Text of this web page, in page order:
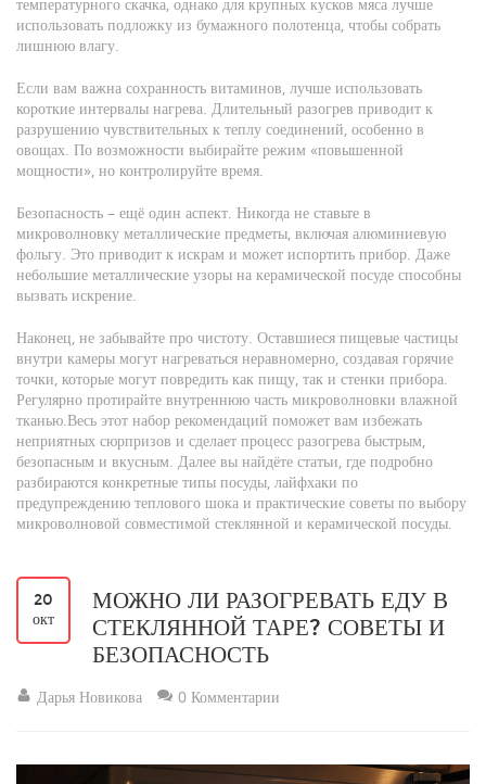
использовать подложку из бумажного полотенца, чтобы собрать
лишнюю влагу.
Если вам важна сохранность витаминов, лучше использовать
короткие интервалы нагрева. Длительный разогрев приводит к
разрушению чувствительных к теплу соединений, особенно в
овощах. По возможности выбирайте режим «повышенной
мощности», но контролируйте время.
Безопасность – ещё один аспект. Никогда не ставьте в
микроволновку металлические предметы, включая алюминиевую
фольгу. Это приводит к искрам и может испортить прибор. Даже
небольшие металлические узоры на керамической посуде способны
вызвать искрение.
Наконец, не забывайте про чистоту. Оставшиеся пищевые частицы
внутри камеры могут нагреваться неравномерно, создавая горячие
точки, которые могут повредить как пищу, так и стенки прибора.
Регулярно протирайте внутреннюю часть микроволновки влажной
тканью.Весь этот набор рекомендаций поможет вам избежать
неприятных сюрпризов и сделает процесс разогрева быстрым,
безопасным и вкусным. Далее вы найдёте статьи, где подробно
разбираются конкретные типы посуды, лайфхаки по
предупреждению теплового шока и практические советы по выбору
микроволновой совместимой стеклянной и керамической посуды.
20
окт
МОЖНО ЛИ РАЗОГРЕВАТЬ ЕДУ В
СТЕКЛЯННОЙ ТАРЕ? СОВЕТЫ И
БЕЗОПАСНОСТЬ
Дарья Новикова 0 Комментарии